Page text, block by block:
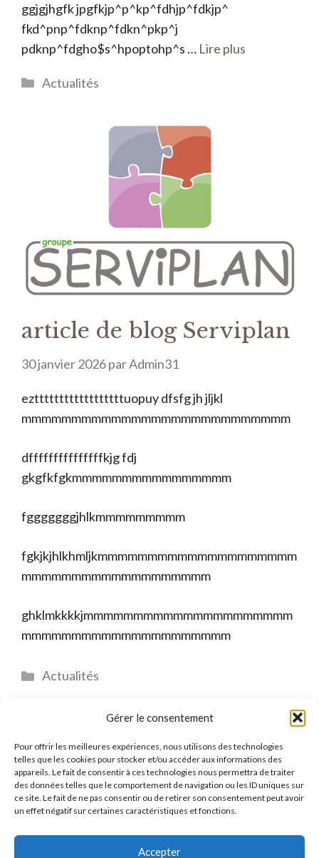
Gérer le consentement
Pour offrir les meilleures expériences, nous utilisons des technologies
telles que les cookies pour stocker et/ou accéder aux informations des
appareils. Le fait de consentir à ces technologies nous permettra de traiter
des données telles que le comportement de navigation ou les ID uniques sur
ce site. Le fait de ne pas consentir ou de retirer son consentement peut avoir
un effet négatif sur certaines caractéristiques et fonctions.
Accepter
ggjgjhgfk jpgfkjp^p^kp^fdhjp^fdkjp^
fkd^pnp^fdknp^fdkn^pkp^j
pdknp^fdgho$s^hpoptohp^s … Lire plus
Catégories
Actualités
article de blog Serviplan
30 janvier 2026parAdmin31
ezttttttttttttttttttuopuy dfsfg jh jljkl
mmmmmmmmmmmmmmmmmmmmmmmmmmm
dfffffffffffffffkjg fdj
gkgfkfgkmmmmmmmmmmmmmmmm
fgggggggjhlkmmmmmmmmm
fgkjkjhlkhmljkmmmmmmmmmmmmmmmmmmmm
mmmmmmmmmmmmmmmmmmm
ghklmkkkkjmmmmmmmmmmmmmmmmmmmmm
mmmmmmmmmmmmmmmmmmmmm
Catégories
Actualités
SERVIPLAN
29 Avenue Marcel DASSAULT
31500 TOULOUSE
05.62.71.59.59